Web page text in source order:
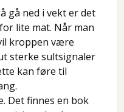
gå ned i vekt er det
lite mat. Når man
kroppen være
sterke sultsignaler
kan føre til
Det finnes en bok